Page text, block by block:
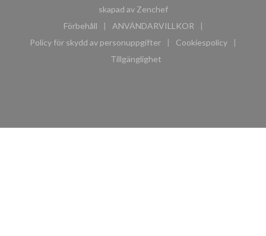
skapad av Zenchef((öppnas i ett nytt
Förbehåll
((öppnas i ett nytt fönster))
ANVÄNDARVILLKOR
((öppnas i ett nytt fönster))
Policy för skydd av personuppgifter
((öppnas i ett nytt fönster))
Cookiespolicy
((öppnas i ett
Tillgänglighet
((öppnas i ett nytt fönster))